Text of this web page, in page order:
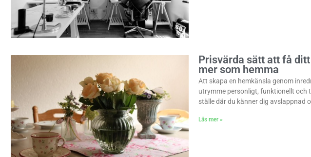
Prisvärda sätt att få
mer som hemma
Att skapa en hemkänsla genom
utrymme personligt, funktionellt och
ställe där du känner dig avslappnad
Läs mer »